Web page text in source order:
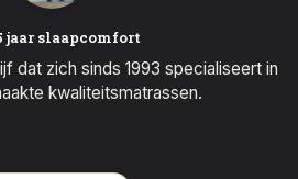
jaar slaapcomfort
dat zich sinds 1993 specialiseert in
kwaliteitsmatrassen.